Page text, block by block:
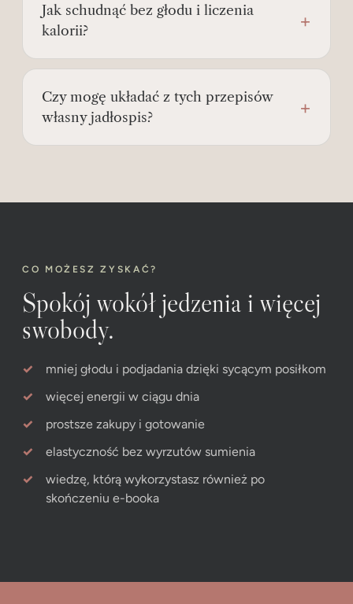
Jak schudnąć bez głodu i liczenia
kalorii?
Czy mogę układać z tych przepisów
własny jadłospis?
CO MOŻESZ ZYSKAĆ?
Spokój wokół jedzenia i więcej
swobody.
mniej głodu i podjadania dzięki sycącym posiłkom
więcej energii w ciągu dnia
prostsze zakupy i gotowanie
elastyczność bez wyrzutów sumienia
wiedzę, którą wykorzystasz również po
skończeniu e-booka